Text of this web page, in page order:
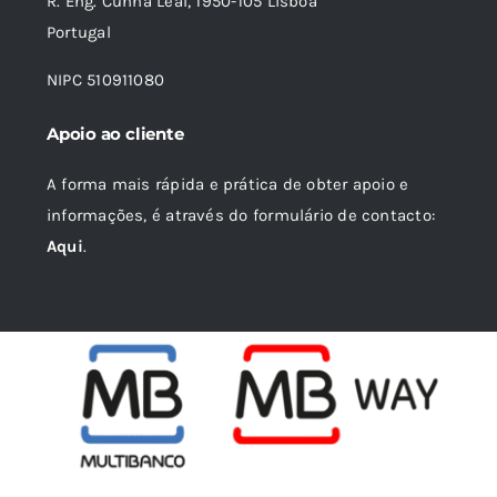
Portugal
NIPC 510911080
Apoio ao cliente
A forma mais rápida e prática de obter apoio e
informações, é através do formulário de contacto:
Aqui.